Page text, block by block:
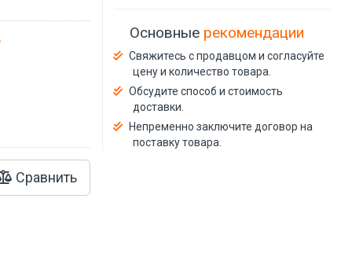
Сравнить
Основные рекомендации
Свяжитесь с продавцом и согласуйте
цену и количество товара.
Обсудите способ и стоимость
доставки.
Непременно заключите договор на
поставку товара.